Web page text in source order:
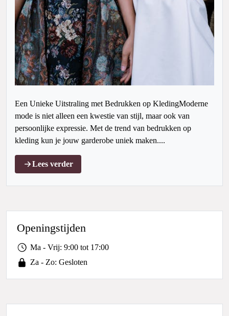
Een Unieke Uitstraling met Bedrukken op KledingModerne
mode is niet alleen een kwestie van stijl, maar ook van
persoonlijke expressie. Met de trend van bedrukken op
kleding kun je jouw garderobe uniek maken....
Lees verder
Openingstijden
Ma - Vrij: 9:00 tot 17:00
Za - Zo: Gesloten